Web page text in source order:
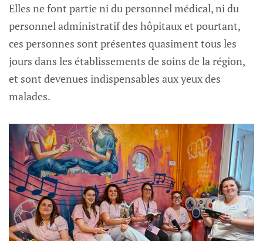
Elles ne font partie ni du personnel médical, ni du
personnel administratif des hôpitaux et pourtant,
ces personnes sont présentes quasiment tous les
jours dans les établissements de soins de la région,
et sont devenues indispensables aux yeux des
malades.